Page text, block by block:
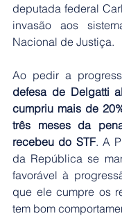
deputada federal
invasão aos
Nacional de Justiça.
Ao pedir a
defesa de Delgatti
cumpriu mais de
três meses da
recebeu do STF. A
da República se
favorável à
que ele cumpre os
tem bom